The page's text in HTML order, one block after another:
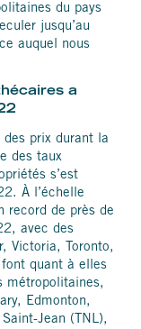
du pays
jusqu’au
auquel nous
a
des prix durant la
des taux
s’est
À l’échelle
record de près de
avec des
Victoria, Toronto,
quant à elles
métropolitaines,
Edmonton,
Jean (TNL),